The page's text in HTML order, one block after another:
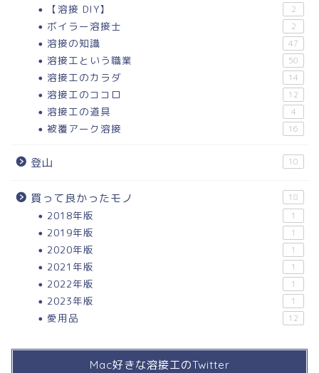
【溶接 DIY】 2
ボイラー溶接士 2
溶接の知識 47
溶接工という職業 50
溶接工のカラダ 14
溶接工のココロ 12
溶接工の道具 4
被覆アーク溶接 16
登山 10
買って良かったモノ 18
2018年版 1
2019年版 1
2020年版 1
2021年版 1
2022年版 1
2023年版 1
愛用品 12
Mac好きな溶接工のTwitter